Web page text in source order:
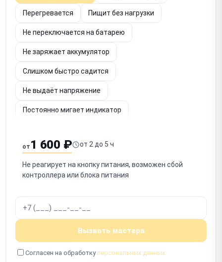
Перегревается Пищит без нагрузки
Не переключается на батарею
Не заряжает аккумулятор
Слишком быстро садится
Не выдаёт напряжение
Постоянно мигает индикатор
Срабатывает защита Запах гари
Не включается после отключения
от 1 600 ₽ от 2 до 5 ч
Не реагирует на кнопку питания, возможен сбой
контроллера или блока питания
Вызвать мастера
Согласен на обработку персональных данных